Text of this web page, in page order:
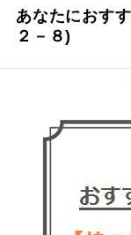
あなたにおす
２－８)